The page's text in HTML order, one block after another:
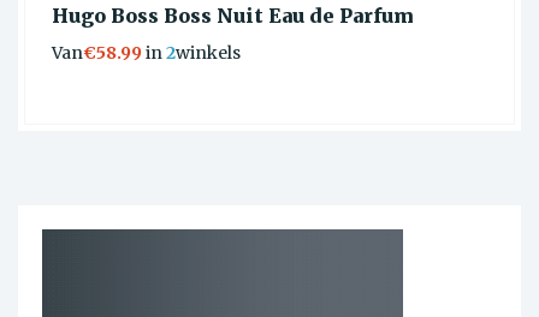
Hugo Boss Boss Nuit Eau de Parfum
Van€58.99in2winkels